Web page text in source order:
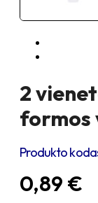
2
formos
Produkto
0,89 €